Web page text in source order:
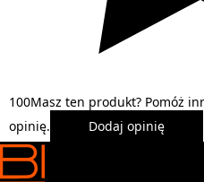
100Masz ten produkt? Pomóż
opinię.
Dodaj opinię